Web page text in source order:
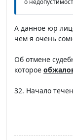
о
А данное юр
чем я очень
Об отмене
которое
32. Начало